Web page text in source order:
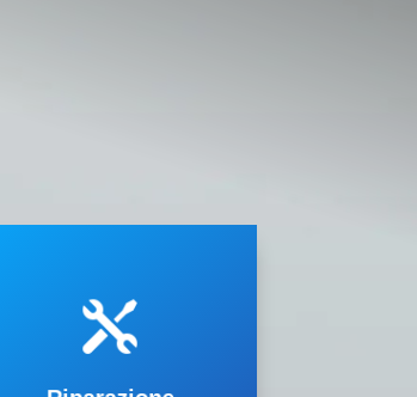

riparazione accurata e rapida
sul tuo condizionatore e vi
spiegherà i problemi